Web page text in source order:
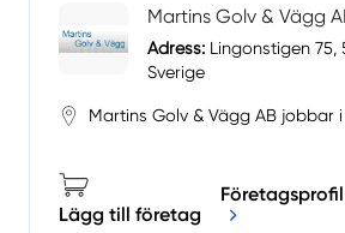
Martins Golv & Vägg
Adress:Lingonstigen 75,
Sverige
Martins Golv & Vägg AB jobbar i
Lägg till företag
Företagsprofil